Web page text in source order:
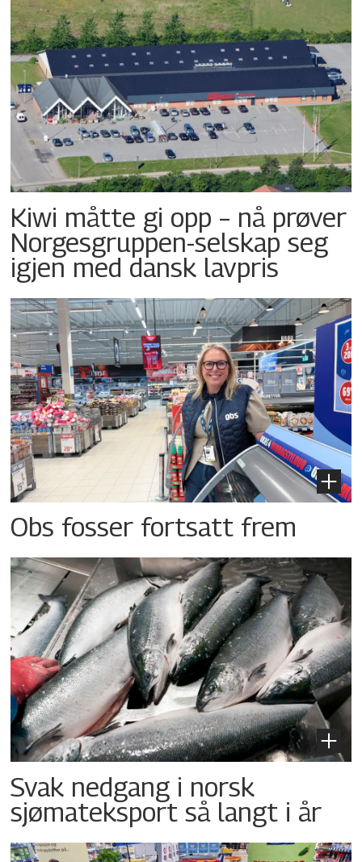
Kiwi måtte gi opp – nå prøver
Norgesgruppen-selskap seg
igjen med dansk lavpris
Obs fosser fortsatt frem
Svak nedgang i norsk
sjømateksport så langt i år